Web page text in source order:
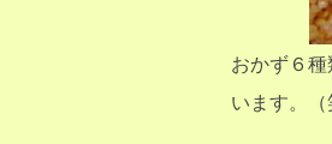
おかず６
います。（